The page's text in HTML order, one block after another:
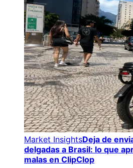
Market InsightsDeja de
delgadas a Brasil: lo que
malas en ClipClop